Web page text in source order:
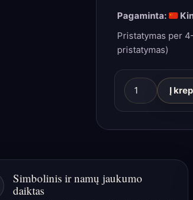
Pagaminta:
Pristatymas per
pristatymas)
produkto
kiekis:
Juodoji
arbata
Dark
Brown
Į
Simbolinis ir namų jaukumo
daiktas